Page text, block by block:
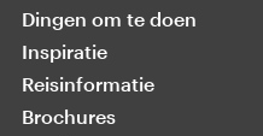
Dingen om te doen
Inspiratie
Reisinformatie
Brochures